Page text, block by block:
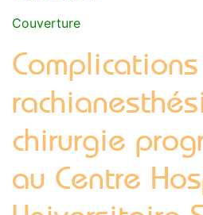
Couverture
chirurgie
au Centre